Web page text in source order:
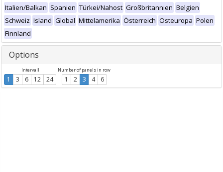
Italien/Balkan Spanien Türkei/Nahost Großbritannien Belgien
Schweiz Island Global Mittelamerika Österreich Osteuropa Polen
Finnland
Options
Intervall
1 3 6 12 24
Number of panels in row
1 2 3 4 6